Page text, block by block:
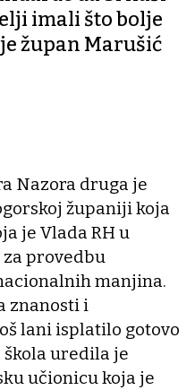
imali što bolje
župan Marušić
Nazora druga je
županiji koja
je Vlada RH u
provedbu
manjina.
znanosti i
lani isplatilo gotovo
škola uredila je
učionicu koja je